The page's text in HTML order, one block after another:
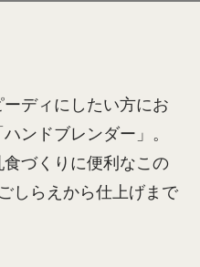
ディにしたい方にお
ンドブレンダー」。
づくりに便利なこの
しらえから仕上げまで